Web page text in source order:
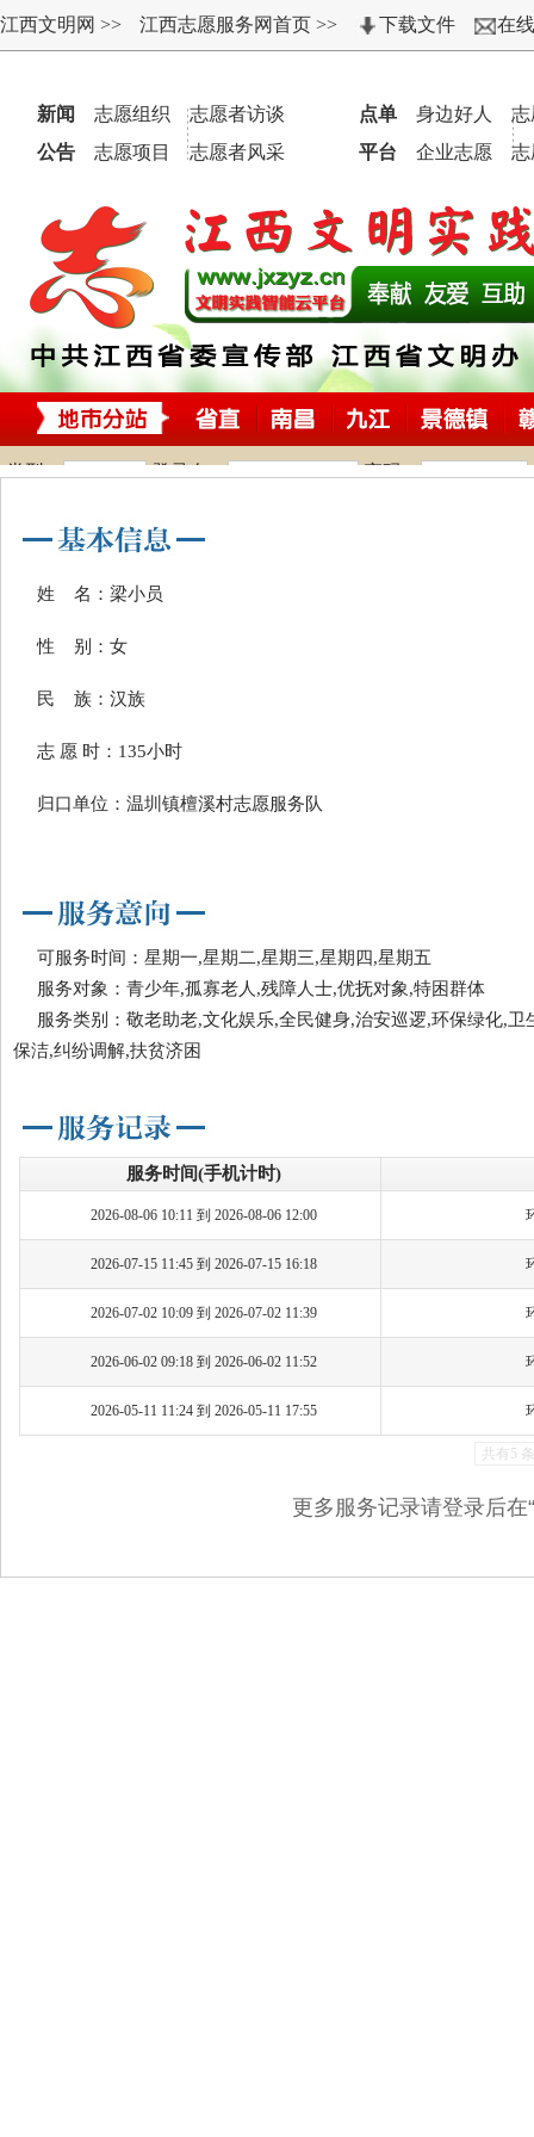
姓 名：梁小员
性 别：女
民 族：汉族
志 愿 时：135小时
归口单位：温圳镇檀溪村志愿服务队
可服务时间：星期一,星期二,星期三,星期四,星期五
服务对象：青少年,孤寡老人,残障人士,优抚对象,特困群体
服务类别：敬老助老,文化娱乐,全民健身,治安巡逻,环保绿化,卫
保洁,纠纷调解,扶贫济困